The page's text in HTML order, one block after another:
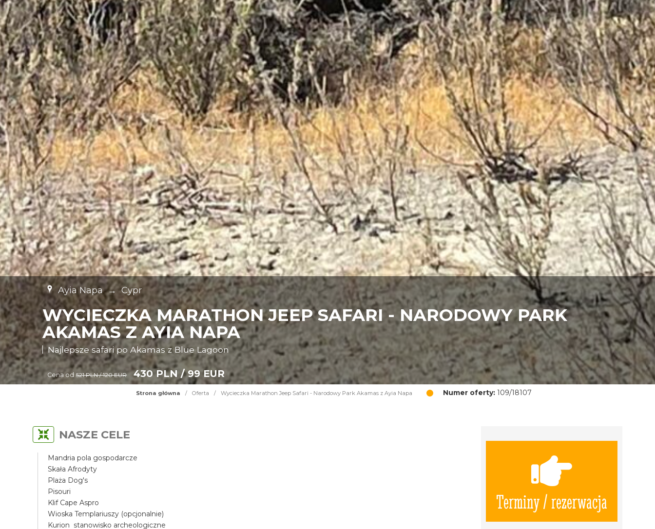
Ayia Napa → Cypr
WYCIECZKA MARATHON JEEP SAFARI - NARODOWY PARK
AKAMAS Z AYIA NAPA
Najlepsze safari po Akamas z Blue Lagoon
Cena od 521 PLN / 120 EUR 430 PLN / 99 EUR
Strona główna / Oferta / Wycieczka Marathon Jeep Safari - Narodowy Park Akamas z Ayia Napa Numer oferty:109/18107
Terminy / rezerwacja
NASZE CELE
Mandria pola gospodarcze
Skała Afrodyty
Plaża Dog's
Pisouri
Klif Cape Aspro
Wioska Templariuszy (opcjonalnie)
Kurion stanowisko archeologiczne